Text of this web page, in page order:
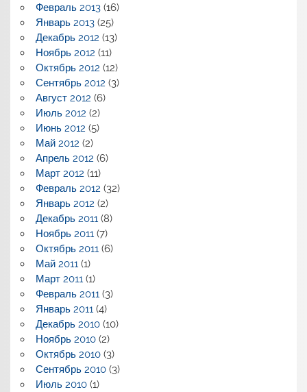
Февраль 2013(16)
Январь 2013(25)
Декабрь 2012 (13)
Ноябрь 2012 (11)
Октябрь 2012 (12)
Сентябрь 2012 (3)
Август 2012 (6)
Июль 2012 (2)
Июнь 2012 (5)
Май 2012 (2)
Апрель 2012 (6)
Март 2012 (11)
Февраль 2012 (32)
Январь 2012 (2)
Декабрь 2011(8)
Ноябрь 2011(7)
Октябрь 2011(6)
Май 2011(1)
Март 2011(1)
Февраль 2011(3)
Январь 2011(4)
Декабрь 2010(10)
Ноябрь 2010(2)
Октябрь 2010(3)
Сентябрь 2010(3)
Июль 2010(1)